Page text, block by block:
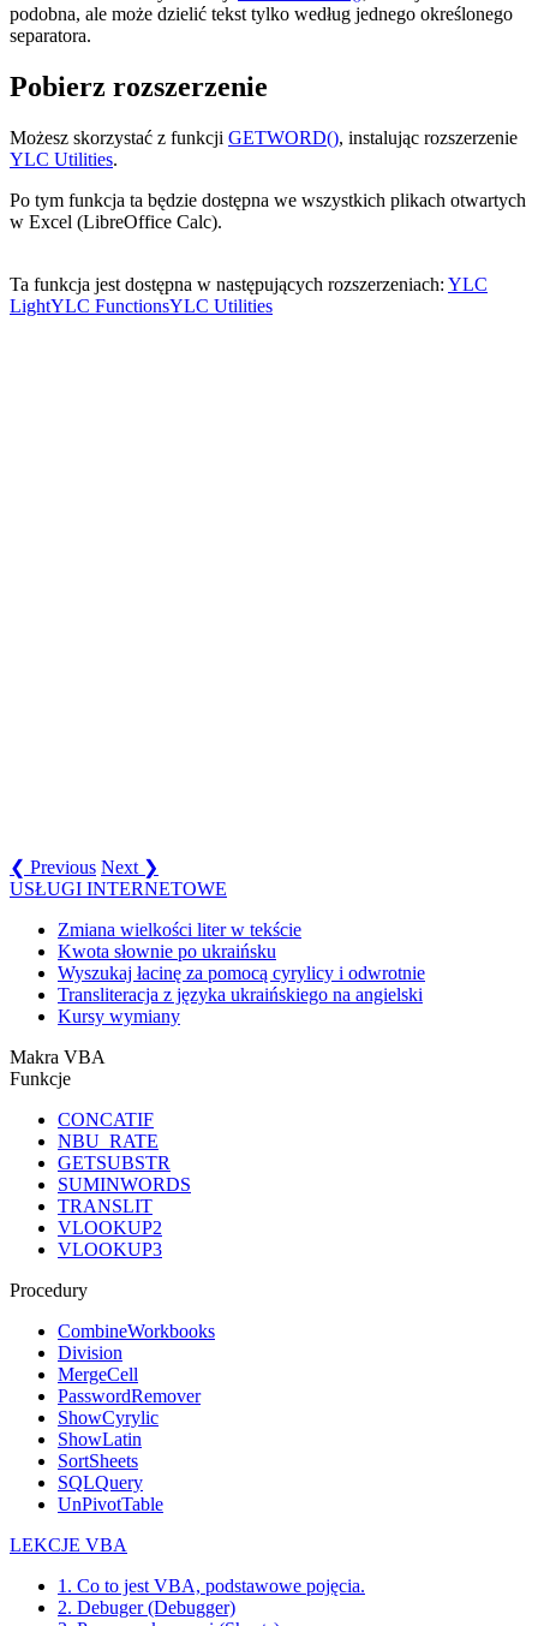
podobna, ale może dzielić tekst tylko według jednego określonego
separatora.
Pobierz rozszerzenie
Możesz skorzystać z funkcji GETWORD(), instalując rozszerzenie
YLC Utilities.
Po tym funkcja ta będzie dostępna we wszystkich plikach otwartych
w Excel (LibreOffice Calc).
Ta funkcja jest dostępna w następujących rozszerzeniach: YLC
LightYLC FunctionsYLC Utilities
❮ Previous Next ❯
USŁUGI INTERNETOWE
Zmiana wielkości liter w tekście
Kwota słownie po ukraińsku
Wyszukaj łacinę za pomocą cyrylicy i odwrotnie
Transliteracja z języka ukraińskiego na angielski
Kursy wymiany
Makra VBA
Funkcje
CONCATIF
NBU_RATE
GETSUBSTR
SUMINWORDS
TRANSLIT
VLOOKUP2
VLOOKUP3
Procedury
CombineWorkbooks
Division
MergeCell
PasswordRemover
ShowCyrylic
ShowLatin
SortSheets
SQLQuery
UnPivotTable
LEKCJE VBA
1. Co to jest VBA, podstawowe pojęcia.
2. Debuger (Debugger)